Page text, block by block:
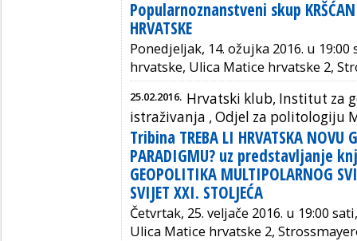
Popularnoznanstveni skup
HRVATSKE
Ponedjeljak, 14. ožujka 2016. u
hrvatske, Ulica Matice hrvatske 2,
25.02.2016. Hrvatski klub, Institut za
istraživanja , Odjel za politologiju
Tribina TREBA LI HRVATSKA NOVU
PARADIGMU? uz predstavljanje
GEOPOLITIKA MULTIPOLARNOG
SVIJET XXI. STOLJEĆA
Četvrtak, 25. veljače 2016. u 19:00
Ulica Matice hrvatske 2,